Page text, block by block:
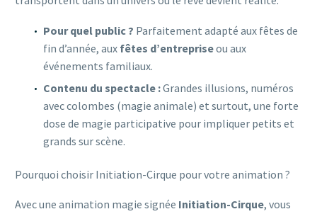
Pour quel public ? Parfaitement adapté aux fêtes de
fin d’année, aux fêtes d’entrepriseou aux
événements familiaux.
Contenu du spectacle :Grandes illusions, numéros
avec colombes (magie animale) et surtout, une forte
dose de magie participative pour impliquer petits et
grands sur scène.
Pourquoi choisir Initiation-Cirque pour votre animation ?
Avec une animation magie signée Initiation-Cirque, vous